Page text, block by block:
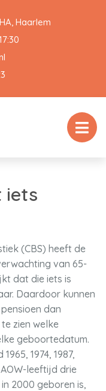
Haarlem
iets
(CBS) heeft de
van 65-
dat die iets is
Daardoor kunnen
dan
te zien welke
geboortedatum.
1974, 1987,
leeftijd drie
2000 geboren is,